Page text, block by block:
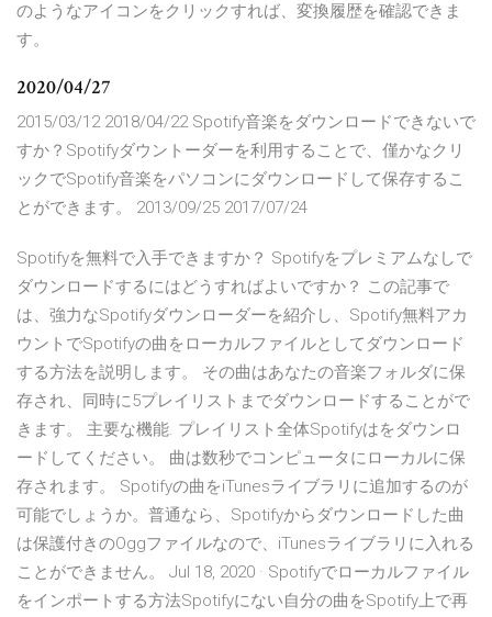
のようなアイコンをクリックすれば、変換履歴を確認できま
す。
2020/04/27
2015/03/12 2018/04/22 Spotify音楽をダウンロードできないで
すか？Spotifyダウントーダーを利用することで、僅かなクリ
ックでSpotify音楽をパソコンにダウンロードして保存するこ
とができます。 2013/09/25 2017/07/24
Spotifyを無料で入手できますか？ Spotifyをプレミアムなしで
ダウンロードするにはどうすればよいですか？ この記事で
は、強力なSpotifyダウンローダーを紹介し、Spotify無料アカ
ウントでSpotifyの曲をローカルファイルとしてダウンロード
する方法を説明します。 その曲はあなたの音楽フォルダに保
存され、同時に5プレイリストまでダウンロードすることがで
きます。 主要な機能. プレイリスト全体Spotifyはをダウンロ
ードしてください。 曲は数秒でコンピュータにローカルに保
存されます。 Spotifyの曲をiTunesライブラリに追加するのが
可能でしょうか。普通なら、Spotifyからダウンロードした曲
は保護付きのOggファイルなので、iTunesライブラリに入れる
ことができません。 Jul 18, 2020 · Spotifyでローカルファイル
をインポートする方法Spotifyにない自分の曲をSpotify上で再